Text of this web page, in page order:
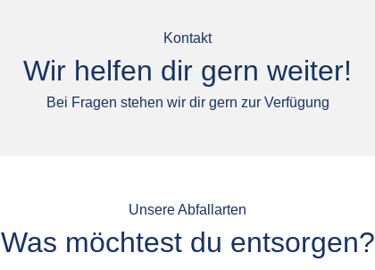
Kontakt
Wir helfen dir gern weiter!
Bei Fragen stehen wir dir gern zur Verfügung
Unsere Abfallarten
Was möchtest du entsorgen?